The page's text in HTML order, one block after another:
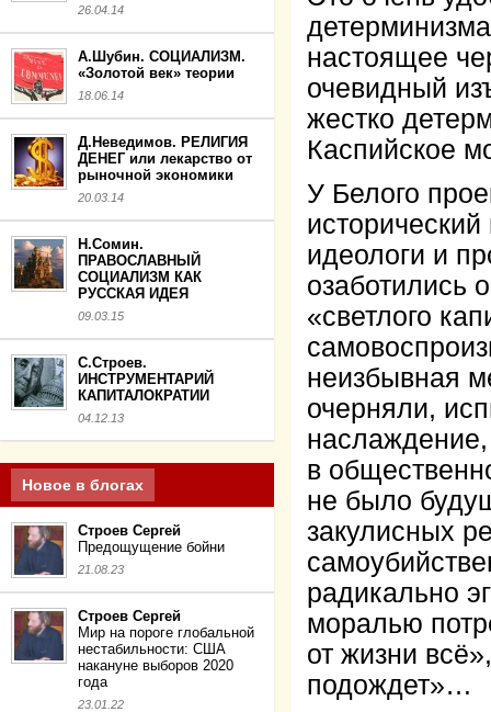
26.04.14
А.Шубин. СОЦИАЛИЗМ.
«Золотой век» теории
18.06.14
Д.Неведимов. РЕЛИГИЯ
ДЕНЕГ или лекарство от
рыночной экономики
20.03.14
Н.Сомин.
ПРАВОСЛАВНЫЙ
СОЦИАЛИЗМ КАК
РУССКАЯ ИДЕЯ
09.03.15
С.Строев.
ИНСТРУМЕНТАРИЙ
КАПИТАЛОКРАТИИ
04.12.13
Новое в блогах
Строев Сергей
Предощущение бойни
21.08.23
Строев Сергей
Мир на пороге глобальной
нестабильности: США
накануне выборов 2020
года
23.01.22
настоящее
очевидный
жестко
Каспийское
У Белого
идеологи и
озаботились
«светлого
неизбывная
очерняли,
наслаждение,
в
не было
закулисных
радикально
моралью
от жизни
подождет»…